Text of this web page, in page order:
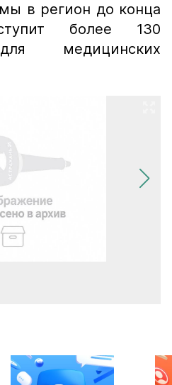
в регион до конца
более 130
медицинских